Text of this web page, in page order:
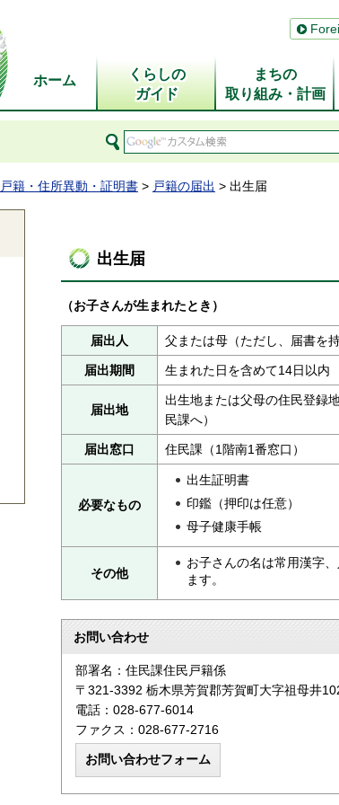
ホーム
くらしの
ガイド
まちの
取り組み・計画
戸籍・住所異動・証明書 > 戸籍の届出 > 出生届
出生届
（お子さんが生まれたとき）
届出人 父または母（ただし、届書を
届出期間 生まれた日を含めて14日以内
届出地
出生地または父母の住民登録
民課へ）
届出窓口 住民課（1階南1番窓口）
必要なもの
出生証明書
印鑑（押印は任意）
母子健康手帳
その他
お子さんの名は常用漢字
ます。
お問い合わせ
部署名：住民課住民戸籍係
〒321-3392 栃木県芳賀郡芳賀町大字祖母井
電話：028-677-6014
ファクス：028-677-2716